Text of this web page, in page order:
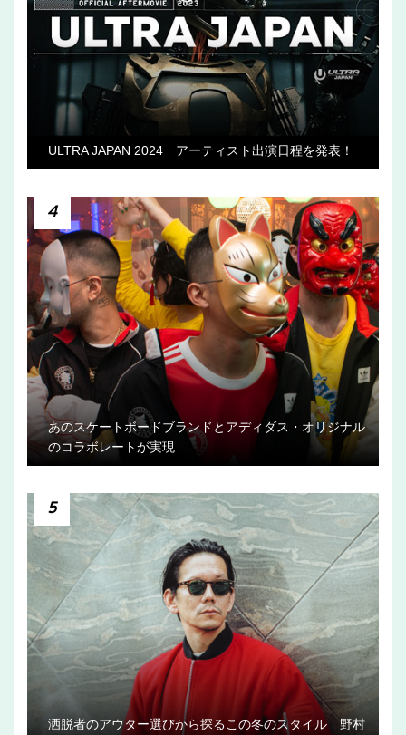
ULTRA JAPAN 2024 アーティスト出演日程を発表！
4
あのスケートボードブランドとアディダス・オリジナル
のコラボレートが実現
5
洒脱者のアウター選びから探るこの冬のスタイル 野村